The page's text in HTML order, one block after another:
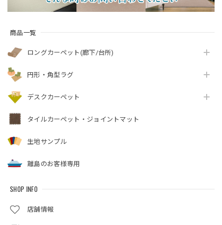
商品一覧
ロングカーペット(廊下/台所)
円形・角型ラグ
デスクカーペット
タイルカーペット・ジョイントマット
生地サンプル
離島のお客様専用
SHOP INFO
店舗情報